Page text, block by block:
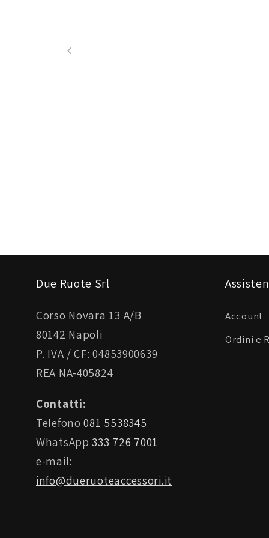
Due Ruote Srl
Corso Novara 13 A/B
80142 Napoli
P. IVA / CF: 04853900639
REA NA-405824
Contatti:
Telefono081 5538345
WhatsApp 333 726 7001
e-mail:
info@dueruoteaccessori.it
Account
Ordini e